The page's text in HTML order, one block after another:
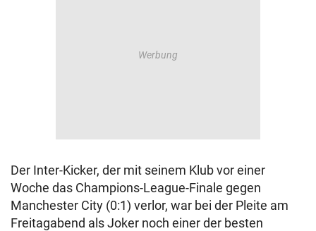
Der Inter-Kicker, der mit seinem Klub vor einer
Woche das Champions-League-Finale gegen
Manchester City (0:1) verlor, war bei der Pleite am
Freitagabend als Joker noch einer der besten